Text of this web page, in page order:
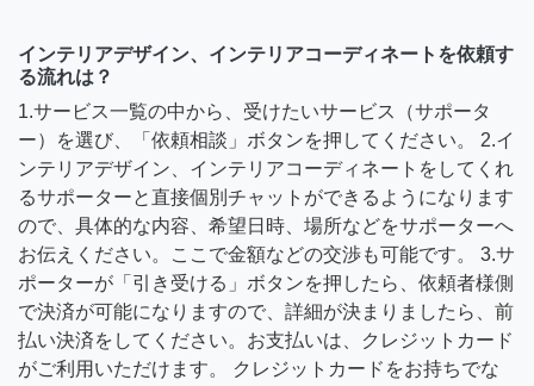
インテリアデザイン、インテリアコーディネートを依頼す
る流れは？
1.サービス一覧の中から、受けたいサービス（サポータ
ー）を選び、「依頼相談」ボタンを押してください。 2.イ
ンテリアデザイン、インテリアコーディネートをしてくれ
るサポーターと直接個別チャットができるようになります
ので、具体的な内容、希望日時、場所などをサポーターへ
お伝えください。ここで金額などの交渉も可能です。 3.サ
ポーターが「引き受ける」ボタンを押したら、依頼者様側
で決済が可能になりますので、詳細が決まりましたら、前
払い決済をしてください。お支払いは、クレジットカード
がご利用いただけます。 クレジットカードをお持ちでな